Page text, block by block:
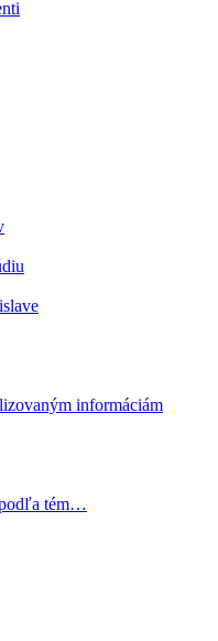
informáciám
tém…